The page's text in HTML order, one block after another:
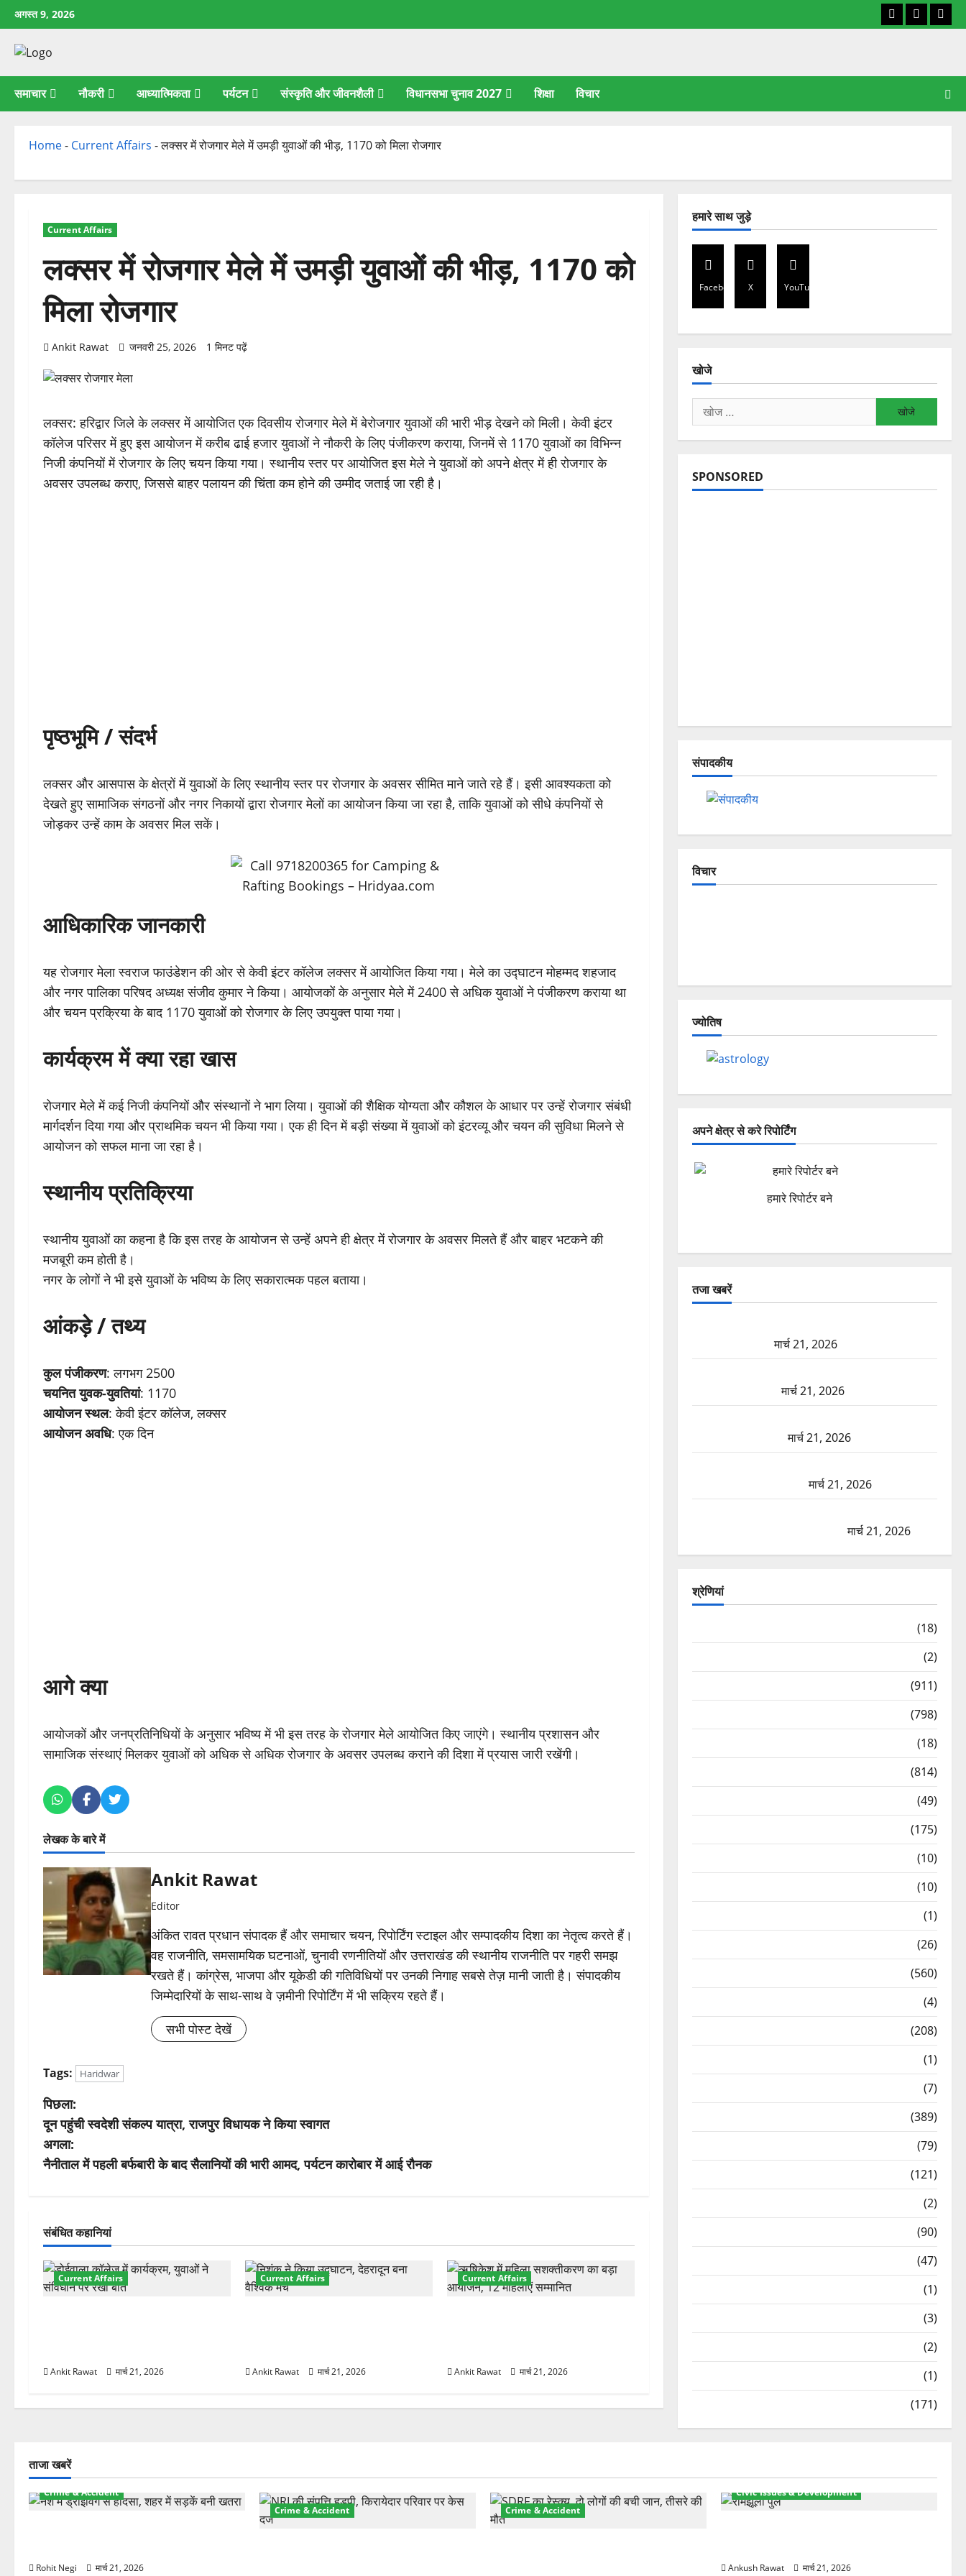
छोड़कर
सामग्री
अगस्त 9, 2026 Facebook
X
समाचार नौकरी आध्यात्मिकता पर्यटन संस्कृति और जीवनशैली विधानसभा चुनाव 2027 शिक्षा विचार
Home- Current Affairs -लक्सर में रोजगार मेले में उमड़ी युवाओं की भीड़, 1170 को मिला रोजगार
Current Affairs
लक्सर में रोजगार मेले में उमड़ी युवाओं की भीड़, 1170 को
मिला रोजगार
Ankit Rawat जनवरी 25, 2026 1 मिनट पढ़ें
लक्सर: हरिद्वार जिले के लक्सर में आयोजित एक दिवसीय रोजगार मेले में बेरोजगार युवाओं की भारी भीड़ देखने को मिली। केवी इंटर
कॉलेज परिसर में हुए इस आयोजन में करीब ढाई हजार युवाओं ने नौकरी के लिए पंजीकरण कराया, जिनमें से 1170 युवाओं का विभिन्न
निजी कंपनियों में रोजगार के लिए चयन किया गया। स्थानीय स्तर पर आयोजित इस मेले ने युवाओं को अपने क्षेत्र में ही रोजगार के
अवसर उपलब्ध कराए, जिससे बाहर पलायन की चिंता कम होने की उम्मीद जताई जा रही है।
पृष्ठभूमि / संदर्भ
लक्सर और आसपास के क्षेत्रों में युवाओं के लिए स्थानीय स्तर पर रोजगार के अवसर सीमित माने जाते रहे हैं। इसी आवश्यकता को
देखते हुए सामाजिक संगठनों और नगर निकायों द्वारा रोजगार मेलों का आयोजन किया जा रहा है, ताकि युवाओं को सीधे कंपनियों से
जोड़कर उन्हें काम के अवसर मिल सकें।
आधिकारिक जानकारी
यह रोजगार मेला स्वराज फाउंडेशन की ओर से केवी इंटर कॉलेज लक्सर में आयोजित किया गया। मेले का उद्घाटन मोहम्मद शहजाद
और नगर पालिका परिषद अध्यक्ष संजीव कुमार ने किया। आयोजकों के अनुसार मेले में 2400 से अधिक युवाओं ने पंजीकरण कराया था
और चयन प्रक्रिया के बाद 1170 युवाओं को रोजगार के लिए उपयुक्त पाया गया।
कार्यक्रम में क्या रहा खास
रोजगार मेले में कई निजी कंपनियों और संस्थानों ने भाग लिया। युवाओं की शैक्षिक योग्यता और कौशल के आधार पर उन्हें रोजगार संबंधी
मार्गदर्शन दिया गया और प्राथमिक चयन भी किया गया। एक ही दिन में बड़ी संख्या में युवाओं को इंटरव्यू और चयन की सुविधा मिलने से
आयोजन को सफल माना जा रहा है।
स्थानीय प्रतिक्रिया
स्थानीय युवाओं का कहना है कि इस तरह के आयोजन से उन्हें अपने ही क्षेत्र में रोजगार के अवसर मिलते हैं और बाहर भटकने की
मजबूरी कम होती है।
नगर के लोगों ने भी इसे युवाओं के भविष्य के लिए सकारात्मक पहल बताया।
आंकड़े / तथ्य
कुल पंजीकरण: लगभग 2500
चयनित युवक-युवतियां: 1170
आयोजन स्थल: केवी इंटर कॉलेज, लक्सर
आयोजन अवधि: एक दिन
आगे क्या
आयोजकों और जनप्रतिनिधियों के अनुसार भविष्य में भी इस तरह के रोजगार मेले आयोजित किए जाएंगे। स्थानीय प्रशासन और
सामाजिक संस्थाएं मिलकर युवाओं को अधिक से अधिक रोजगार के अवसर उपलब्ध कराने की दिशा में प्रयास जारी रखेंगी।
लेखक के बारे में
Ankit Rawat
Editor
अंकित रावत प्रधान संपादक हैं और समाचार चयन, रिपोर्टिंग स्टाइल और सम्पादकीय दिशा का नेतृत्व करते हैं।
वह राजनीति, समसामयिक घटनाओं, चुनावी रणनीतियों और उत्तराखंड की स्थानीय राजनीति पर गहरी समझ
रखते हैं। कांग्रेस, भाजपा और यूकेडी की गतिविधियों पर उनकी निगाह सबसे तेज़ मानी जाती है। संपादकीय
जिम्मेदारियों के साथ-साथ वे ज़मीनी रिपोर्टिंग में भी सक्रिय रहते हैं।
सभी पोस्ट देखें
Tags: Haridwar
पो
स्ट
ने
गे
श
न
पिछला:
दून पहुंची स्वदेशी संकल्प यात्रा, राजपुर विधायक ने किया स्वागत
अगला:
नैनीताल में पहली बर्फबारी के बाद सैलानियों की भारी आमद, पर्यटन कारोबार में आई रौनक
संबंधित कहानियां
Current Affairs
Ankit Rawat मार्च 21, 2026
Current Affairs
Ankit Rawat मार्च 21, 2026
Current Affairs
Ankit Rawat मार्च 21, 2026
हमारे साथ जुड़े
Facebook X YouTube
खोजे
निम्न
को
खोजें:
SPONSORED
संपादकीय
विचार
ज्योतिष
अपने क्षेत्र से करे रिपोर्टिंग
हमारे रिपोर्टर बने
तजा खबरें
मार्च 21, 2026
मार्च 21, 2026
मार्च 21, 2026
मार्च 21, 2026
मार्च 21, 2026
श्रेणियां
(18)
(2)
(911)
(798)
(18)
(814)
(49)
(175)
(10)
(10)
(1)
(26)
(560)
(4)
(208)
(1)
(7)
(389)
(79)
(121)
(2)
(90)
(47)
(1)
(3)
(2)
(1)
(171)
ताजा खबरें
Crime & Accident
Rohit Negi मार्च 21, 2026
Crime & Accident Crime & Accident
Civic Issues & Development
Ankush Rawat मार्च 21, 2026